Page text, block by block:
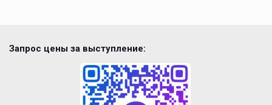
Запрос цены за выступление: